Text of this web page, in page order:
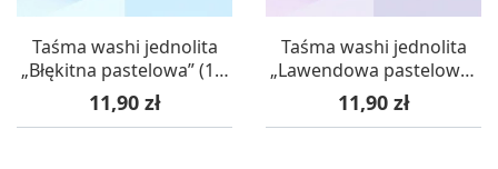
Taśma washi jednolita
„Błękitna pastelowa” (1,5
cm x 7 m) – mt masking
tape
Cena
11,90 zł
Taśma washi jednolita
„Lawendowa pastelowa”
(1,5 cm x 7 m) – mt
masking tape
Cena
11,90 zł